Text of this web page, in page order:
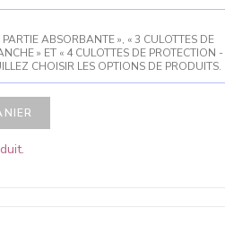
ABSORBANTE », « 3 CULOTTES DE
» ET « 4 CULOTTES DE PROTECTION -
CHOISIR LES OPTIONS DE PRODUITS.